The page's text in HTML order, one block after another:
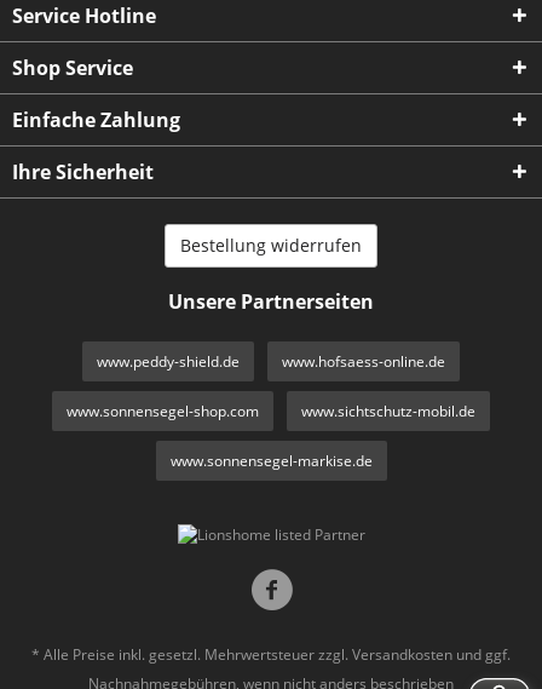
Service Hotline
Shop Service
Einfache Zahlung
Ihre Sicherheit
Bestellung widerrufen
Unsere Partnerseiten
www.peddy-shield.de www.hofsaess-online.de
www.sonnensegel-shop.com www.sichtschutz-mobil.de
www.sonnensegel-markise.de
* Alle Preise inkl. gesetzl. Mehrwertsteuer zzgl. Versandkosten und ggf.
Nachnahmegebühren, wenn nicht anders beschrieben